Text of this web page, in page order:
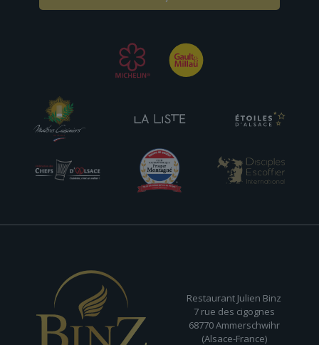
Restaurant Julien Binz
7 rue des cigognes
68770 Ammerschwihr
(Alsace-France)